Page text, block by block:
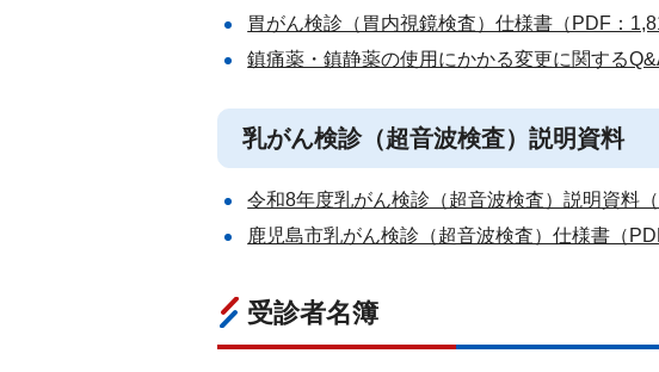
胃がん検診（胃内視鏡検査）仕様書（PDF：
鎮痛薬・鎮静薬の使用にかかる変更に関する
乳がん検診（超音波検査）説明資料
令和8年度乳がん検診（超音波検査）説明資料
鹿児島市乳がん検診（超音波検査）仕様書（
受診者名簿